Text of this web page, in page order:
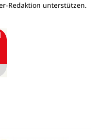
Redaktion unterstützen.